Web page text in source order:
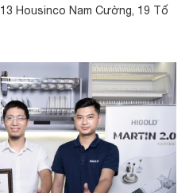
Housinco Nam Cường, 19 Tố